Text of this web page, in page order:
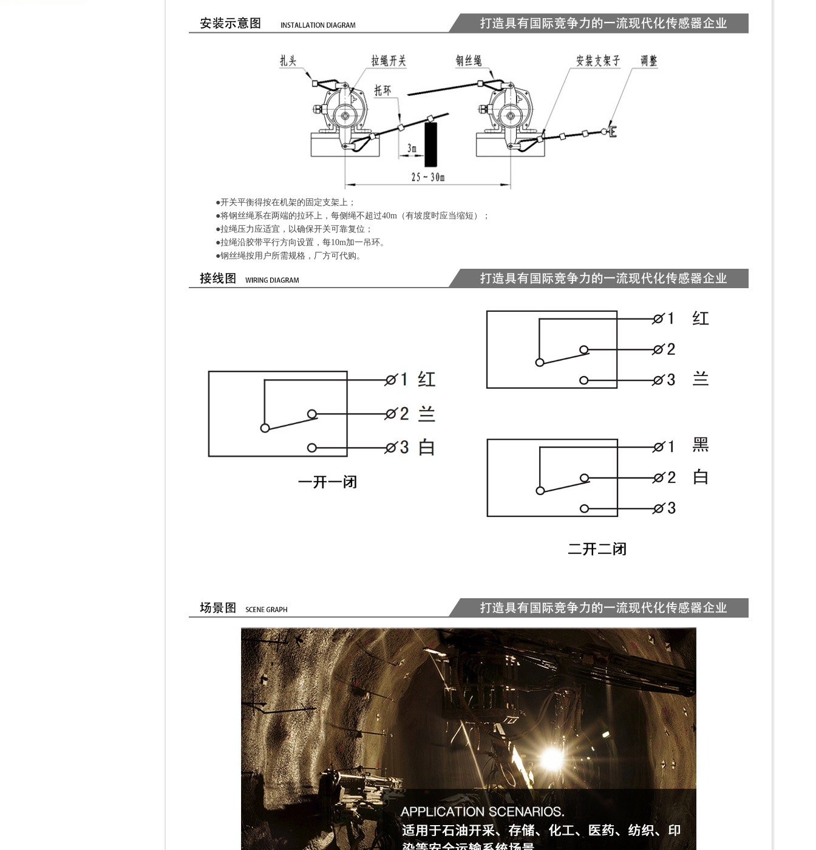
●开关平衡得按在机架的固定支架上；
●将钢丝绳系在两端的拉环上，每侧绳不超过40m（有坡度时应当缩短）；
●拉绳压力应适宜，以确保开关可靠复位；
●拉绳沿胶带平行方向设置，每10m加一吊环。
●钢丝绳按用户所需规格，厂方可代购。